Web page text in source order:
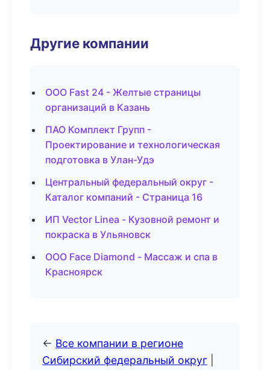
Другие компании
ООО Fast 24 - Желтые страницы
организаций в Казань
ПАО Комплект Групп -
Проектирование и технологическая
подготовка в Улан-Удэ
Центральный федеральный округ -
Каталог компаний - Страница 16
ИП Vector Linea - Кузовной ремонт и
покраска в Ульяновск
ООО Face Diamond - Массаж и спа в
Красноярск
← Все компании в регионе
Сибирский федеральный округ